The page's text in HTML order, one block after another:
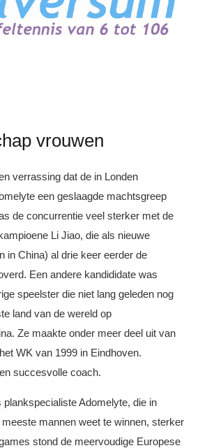
vrouwen
verrassing dat de in Londen
een geslaagde machtsgreep
de concurrentie veel sterker met de
Li Jiao, die als nieuwe
in China) al drie keer eerder de
Een andere kandididate was
speelster die niet lang geleden nog
land van de wereld op
Ze maakte onder meer deel uit van
WK van 1999 in Eindhoven.
succesvolle coach.
plankspecialiste Adomelyte, die in
mannen weet te winnen, sterker
stond de meervoudige Europese